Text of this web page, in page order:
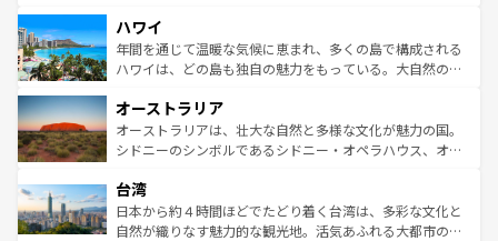
ば市内交通費無料で観光を楽しむこともできる。 なお、新
着のスイス情報はコンテンツ一覧 を参照してほしい。
のような巨大都市は、観光、ショッピング、エンターテイ
ンメントが詰まった刺激的なスポットだ。一方、アメリカ
西部には大自然が広がり、グランドキャニオンやイエロー
部のニューオーリンズでは、音楽と美食が融合した独特の
文化が魅力。旅行者はアメリカの各地域で異なる魅力を楽
しみながら、その多様性と豊かな歴史を感じることができ
ならではの贅沢な旅のスタイルだ。 なお、新着のアメリカ
情報はコンテンツ一覧を参照してほしい。
ハワイ
年間を通じて温暖な気候に恵まれ、多くの島で構成される
ハワイは、どの島も独自の魅力をもっている。大自然の神
ワイ島は見逃せない。また、定番の観光地といえばオアフ
島だが、静かな自然を求めるならマウイ島やカウアイ島が
おすすめ。エメラルドグリーンに輝く海をはじめ、豊かな
れるおもてなしの心で訪れる人々を迎えてくれるハワイの
人々、おいしいローカルフードやハワイアンミュージッ
ク、伝統的なフラダンスなど、すべてがハワイの魅力を彩
オーストラリア
オーストラリアは、壮大な自然と多様な文化が魅力の国。
シドニーのシンボルであるシドニー・オペラハウス、オー
リアリーフや大陸中央部にそびえるウルル（エアーズロッ
ク）、タスマニアの美しい原生林やケアンズの熱帯雨林な
ど、見どころがたくさん。また、カフェやワイン、オージ
台湾
日本から約４時間ほどでたどり着く台湾は、多彩な文化と
自然が織りなす魅力的な観光地。活気あふれる大都市の台